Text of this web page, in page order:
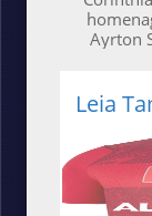
Ayrton
Leia